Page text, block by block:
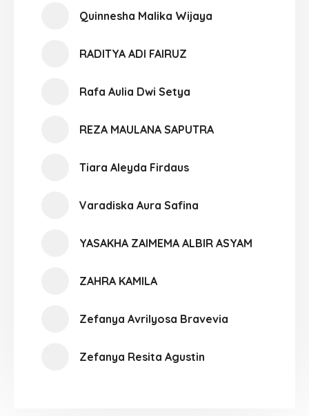
Quinnesha Malika Wijaya
RADITYA ADI FAIRUZ
Rafa Aulia Dwi Setya
REZA MAULANA SAPUTRA
Tiara Aleyda Firdaus
Varadiska Aura Safina
YASAKHA ZAIMEMA ALBIR ASYAM
ZAHRA KAMILA
Zefanya Avrilyosa Bravevia
Zefanya Resita Agustin